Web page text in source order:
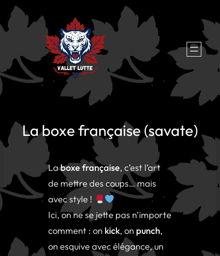
Aller
au
La boxe française (savate)
Laboxe française, c’est l’art
de mettre des coups… mais
avec style !
Ici, on ne se jette pas n’importe
comment : on kick, on punch,
on esquive avec élégance, un